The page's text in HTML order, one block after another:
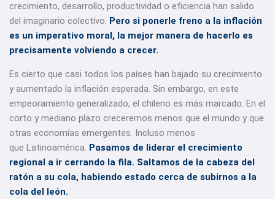
crecimiento, desarrollo, productividad o eficiencia han salido
del imaginario colectivo. Pero si ponerle freno a la inflación
es un imperativo moral, la mejor manera de hacerlo es
precisamente volviendo a crecer.
Es cierto que casi todos los países han bajado su crecimiento
y aumentado la inflación esperada. Sin embargo, en este
empeoramiento generalizado, el chileno es más marcado. En el
corto y mediano plazo creceremos menos que el mundo y que
otras economías emergentes. Incluso menos
que Latinoamérica. Pasamos de liderar el crecimiento
regional a ir cerrando la fila. Saltamos de la cabeza del
ratón a su cola, habiendo estado cerca de subirnos a la
cola del león.